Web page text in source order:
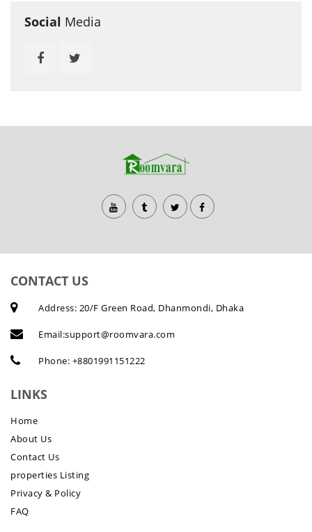
Social Media
CONTACT US
Address: 20/F Green Road, Dhanmondi, Dhaka
Email:support@roomvara.com
Phone: +8801991151222
LINKS
Home
About Us
Contact Us
properties Listing
Privacy & Policy
FAQ